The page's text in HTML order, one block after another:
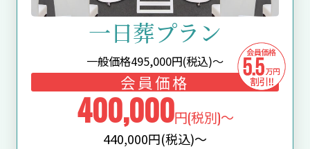
⼀⽇葬プラン
一般価格495,000円(税込)～
会員価格
400,000円(税別)～
440,000円(税込)～